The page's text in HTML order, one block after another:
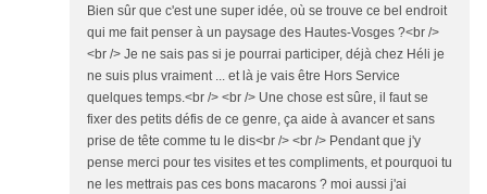
Bien sûr que c'est une super idée, où se trouve ce bel endroit
qui me fait penser à un paysage des Hautes-Vosges ?<br />
<br /> Je ne sais pas si je pourrai participer, déjà chez Héli je
ne suis plus vraiment ... et là je vais être Hors Service
quelques temps.<br /> <br /> Une chose est sûre, il faut se
fixer des petits défis de ce genre, ça aide à avancer et sans
prise de tête comme tu le dis<br /> <br /> Pendant que j'y
pense merci pour tes visites et tes compliments, et pourquoi tu
ne les mettrais pas ces bons macarons ? moi aussi j'ai